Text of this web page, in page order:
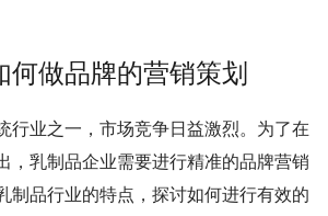
何做品牌的营销策划
行业之一，市场竞争日益激烈。为了在
，乳制品企业需要进行精准的品牌营销
制品行业的特点，探讨如何进行有效的